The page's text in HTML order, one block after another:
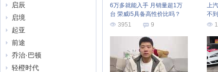
启辰
启境
起亚
前途
乔治·巴顿
轻橙时代
6万多就能入手 月销量超1万
台 荣威i5具备高性价比吗？
3951
9
上
不
谁